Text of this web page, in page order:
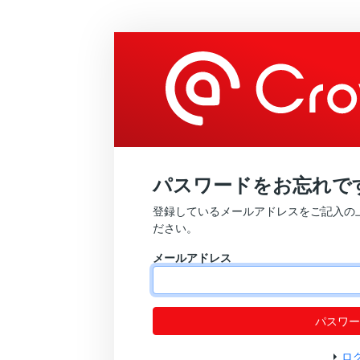
パスワードをお忘れで
登録しているメールアドレスをご記入
ださい。
メールアドレス
パスワ
ロ